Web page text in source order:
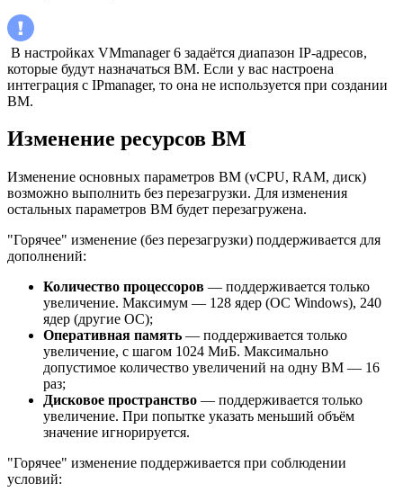
В настройках VMmanager 6 задаётся диапазон IP-адресов,
которые будут назначаться ВМ. Если у вас настроена
интеграция с IPmanager, то она не используется при создании
ВМ.
Изменение ресурсов ВМ
Изменение основных параметров ВМ (vCPU, RAM, диск)
возможно выполнить без перезагрузки. Для изменения
остальных параметров ВМ будет перезагружена.
"Горячее" изменение (без перезагрузки) поддерживается для
дополнений:
Количество процессоров — поддерживается только
увеличение. Максимум — 128 ядер (ОС Windows), 240
ядер (другие ОС);
Оперативная память — поддерживается только
увеличение, с шагом 1024 МиБ. Максимально
допустимое количество увеличений на одну ВМ — 16
раз;
Дисковое пространство — поддерживается только
увеличение. При попытке указать меньший объём
значение игнорируется.
"Горячее" изменение поддерживается при соблюдении
условий: